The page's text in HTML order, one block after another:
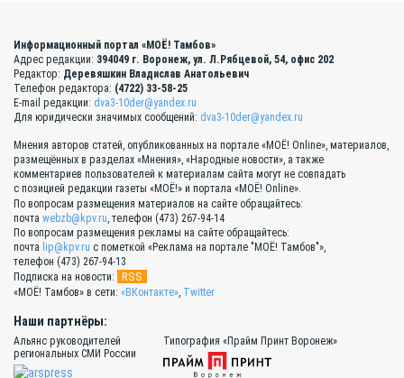
Информационный портал «МОЁ! Тамбов»
Адрес редакции: 394049 г. Воронеж, ул. Л.Рябцевой, 54, офис 202
Редактор: Деревяшкин Владислав Анатольевич
Телефон редактора: (4722) 33-58-25
E-mail редакции: dva3-10der@yandex.ru
Для юридически значимых сообщений: dva3-10der@yandex.ru
Мнения авторов статей, опубликованных на портале «МОЁ! Online», материалов,
размещённых в разделах «Мнения», «Народные новости», а также
комментариев пользователей к материалам сайта могут не совпадать
с позицией редакции газеты «МОЁ!» и портала «МОЁ! Online».
По вопросам размещения материалов на сайте обращайтесь:
почта webzb@kpv.ru, телефон (473) 267-94-14
По вопросам размещения рекламы на сайте обращайтесь:
почта lip@kpv.ru с пометкой «Реклама на портале "МОЁ! Тамбов"»,
телефон (473) 267-94-13
Подписка на новости:
RSS
«МОЁ! Тамбов» в сети: «ВКонтакте», Twitter
Наши партнёры:
Альянс руководителей
региональных СМИ России
Типография «Прайм Принт Воронеж»